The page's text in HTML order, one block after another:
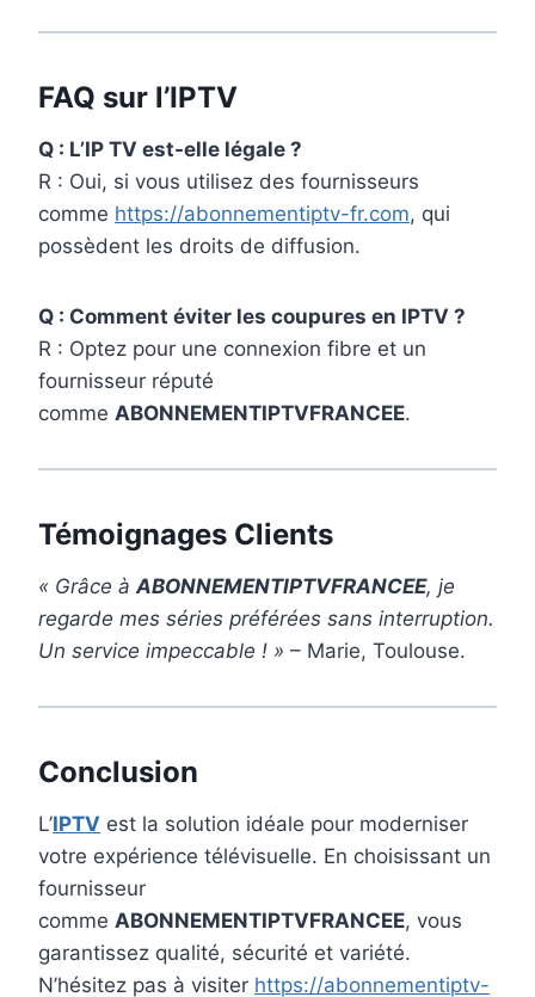
FAQ sur l’IPTV
Q : L’IP TV est-elle légale ?
R : Oui, si vous utilisez des fournisseurs
comme https://abonnementiptv-fr.com, qui
possèdent les droits de diffusion.
Q : Comment éviter les coupures en IPTV ?
R : Optez pour une connexion fibre et un
fournisseur réputé
comme ABONNEMENTIPTVFRANCEE.
Témoignages Clients
« Grâce àABONNEMENTIPTVFRANCEE, je
regarde mes séries préférées sans interruption.
Un service impeccable ! » – Marie, Toulouse.
Conclusion
L’IPTV est la solution idéale pour moderniser
votre expérience télévisuelle. En choisissant un
fournisseur
comme ABONNEMENTIPTVFRANCEE, vous
garantissez qualité, sécurité et variété.
N’hésitez pas à visiter https://abonnementiptv-